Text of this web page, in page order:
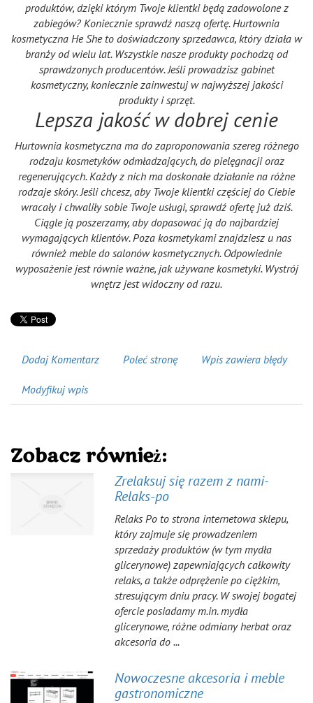
produktów, dzięki którym Twoje klientki będą zadowolone z
zabiegów? Koniecznie sprawdź naszą ofertę. Hurtownia
kosmetyczna He She to doświadczony sprzedawca, który działa w
branży od wielu lat. Wszystkie nasze produkty pochodzą od
sprawdzonych producentów. Jeśli prowadzisz gabinet
kosmetyczny, koniecznie zainwestuj w najwyższej jakości
produkty i sprzęt.
Lepsza jakość w dobrej cenie
Hurtownia kosmetyczna ma do zaproponowania szereg różnego
rodzaju kosmetyków odmładzających, do pielęgnacji oraz
regenerujących. Każdy z nich ma doskonałe działanie na różne
rodzaje skóry. Jeśli chcesz, aby Twoje klientki częściej do Ciebie
wracały i chwaliły sobie Twoje usługi, sprawdź ofertę już dziś.
Ciągle ją poszerzamy, aby dopasować ją do najbardziej
wymagających klientów. Poza kosmetykami znajdziesz u nas
również meble do salonów kosmetycznych. Odpowiednie
wyposażenie jest równie ważne, jak używane kosmetyki. Wystrój
wnętrz jest widoczny od razu.
Dodaj Komentarz Poleć stronę Wpis zawiera błędy
Modyfikuj wpis
Zobacz również:
Zrelaksuj się razem z nami-
Relaks-po
Relaks Po to strona internetowa sklepu,
który zajmuje się prowadzeniem
sprzedaży produktów (w tym mydła
glicerynowe) zapewniających całkowity
relaks, a także odprężenie po ciężkim,
stresującym dniu pracy. W swojej bogatej
ofercie posiadamy m.in. mydła
glicerynowe, różne odmiany herbat oraz
akcesoria do ...
Nowoczesne akcesoria i meble
gastronomiczne